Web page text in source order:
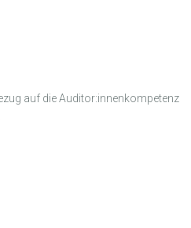
auf die Auditor:innenkompetenz